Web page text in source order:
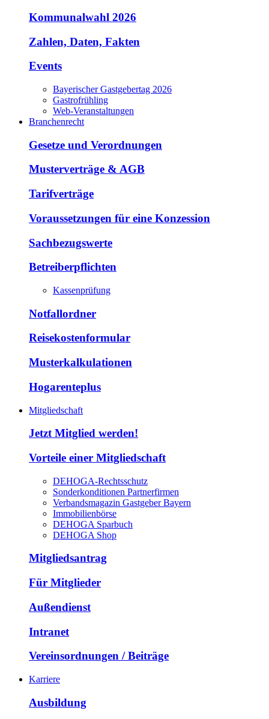
Kommunalwahl 2026
Zahlen, Daten, Fakten
Events
Bayerischer Gastgebertag 2026
Gastrofrühling
Web-Veranstaltungen
Branchenrecht
Gesetze und Verordnungen
Musterverträge & AGB
Tarifverträge
Voraussetzungen für eine Konzession
Sachbezugswerte
Betreiberpflichten
Kassenprüfung
Notfallordner
Reisekostenformular
Musterkalkulationen
Hogarenteplus
Mitgliedschaft
Jetzt Mitglied werden!
Vorteile einer Mitgliedschaft
DEHOGA-Rechtsschutz
Sonderkonditionen Partnerfirmen
Verbandsmagazin Gastgeber Bayern
Immobilienbörse
DEHOGA Sparbuch
DEHOGA Shop
Mitgliedsantrag
Für Mitglieder
Außendienst
Intranet
Vereinsordnungen / Beiträge
Karriere
Ausbildung